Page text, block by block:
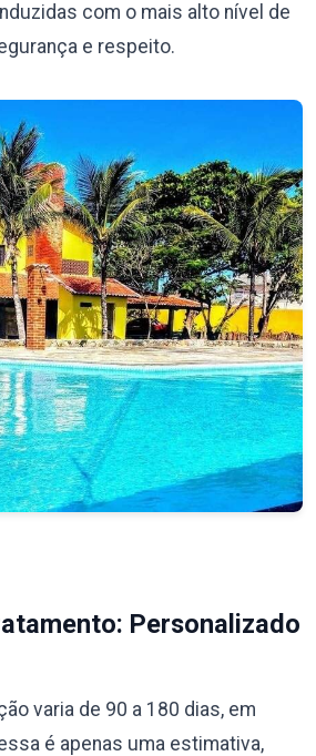
com o mais alto nível de
e respeito.
Personalizado
varia de 90 a 180 dias, em
é apenas uma estimativa,